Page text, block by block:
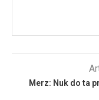
Merz: Nuk do ta